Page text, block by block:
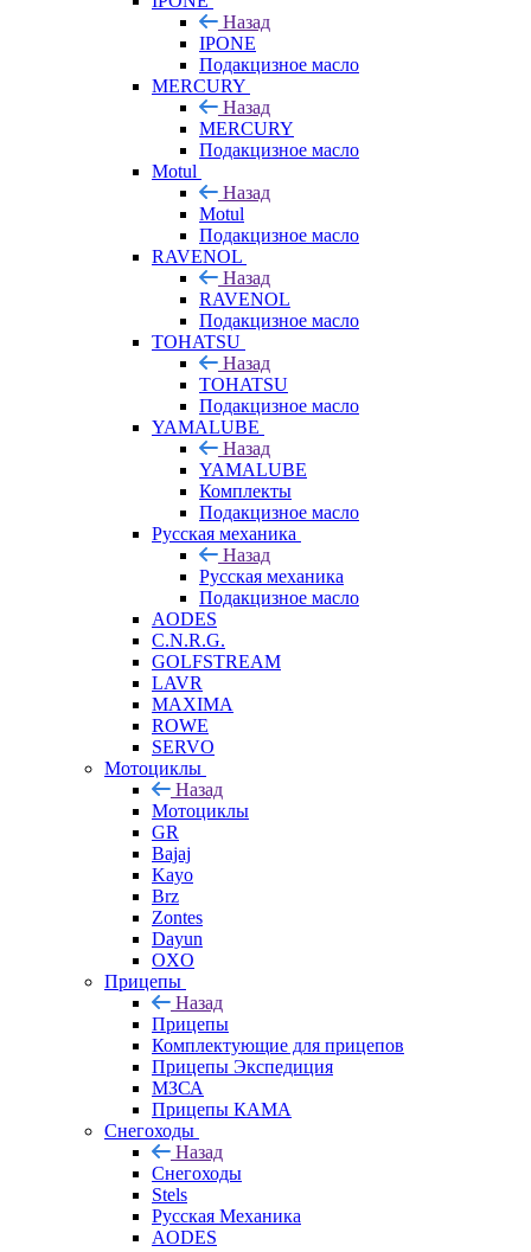
Назад
IPONE
Подакцизное масло
MERCURY
Назад
MERCURY
Подакцизное масло
Motul
Назад
Motul
Подакцизное масло
RAVENOL
Назад
RAVENOL
Подакцизное масло
TOHATSU
Назад
TOHATSU
Подакцизное масло
YAMALUBE
Назад
YAMALUBE
Комплекты
Подакцизное масло
Русская механика
Назад
Русская механика
Подакцизное масло
AODES
C.N.R.G.
GOLFSTREAM
LAVR
MAXIMA
ROWE
SERVO
Мотоциклы
Назад
Мотоциклы
GR
Bajaj
Kayo
Brz
Zontes
Dayun
OXO
Прицепы
Назад
Прицепы
Комплектующие для прицепов
Прицепы Экспедиция
МЗСА
Прицепы КАМА
Снегоходы
Назад
Снегоходы
Stels
Русская Механика
AODES